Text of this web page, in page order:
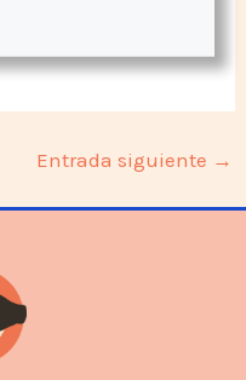
Entrada siguiente →